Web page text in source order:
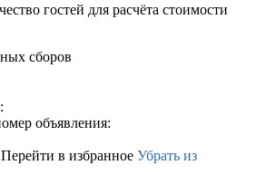
гостей для расчёта стоимости
сборов
объявления:
Перейти в избранное Убрать из